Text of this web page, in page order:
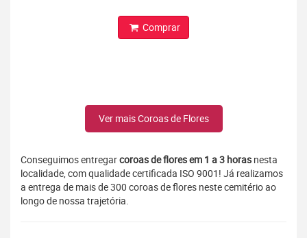
Comprar
Ver mais Coroas de Flores
Conseguimos entregarcoroas de flores em 1 a 3 horas nesta
localidade, com qualidade certificada ISO 9001! Já realizamos
a entrega de mais de 300 coroas de flores neste cemitério ao
longo de nossa trajetória.